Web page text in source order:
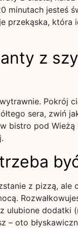
minutach jesteś
przekąska, która
z
Pokrój
sera, zwiń
bistro pod Wieżą
z pizzą, ale
ulubione dodatki
– oto